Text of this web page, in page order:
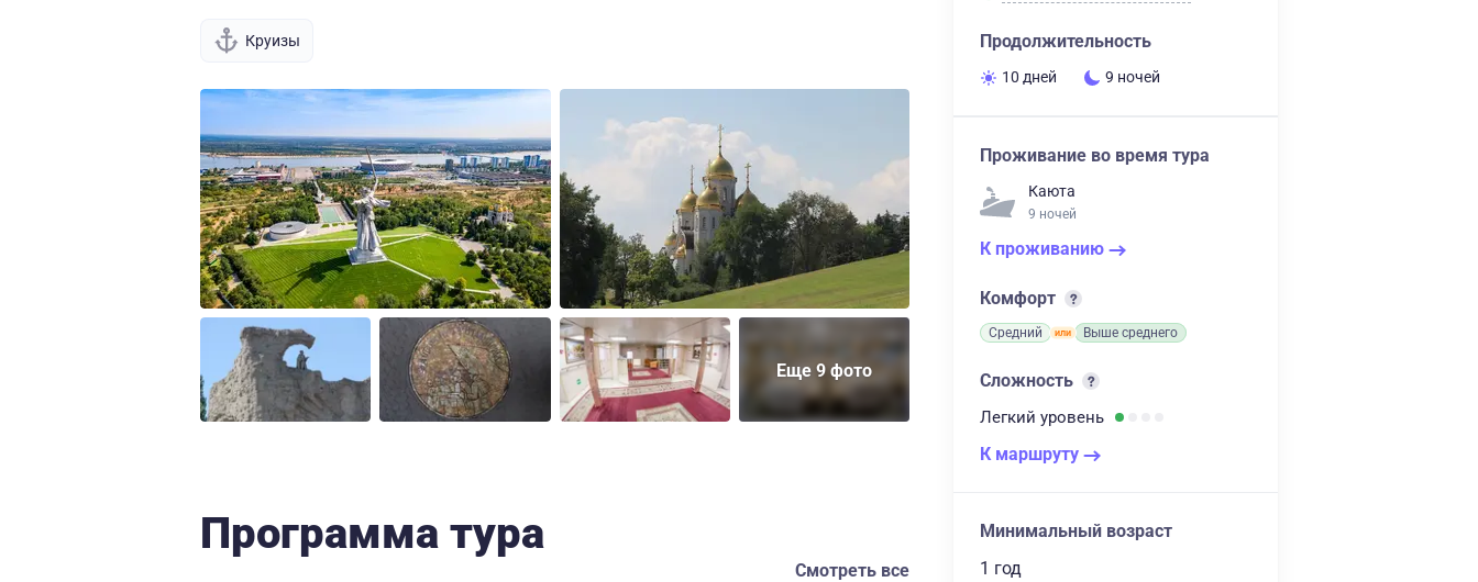
Круизы
Еще 9 фото
Программа тура
Смотреть все
Продолжительность
10 дней 9 ночей
Проживание во время тура
Каюта
9 ночей
К проживанию
Комфорт
Средний Выше среднего
Сложность
Легкий уровень
К маршруту
Минимальный возраст
1 год